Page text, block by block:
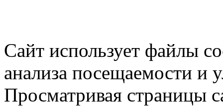
Сайт использует файлы
анализа посещаемости и
Просматривая страницы